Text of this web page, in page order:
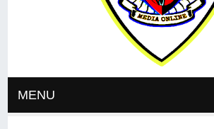
MENU